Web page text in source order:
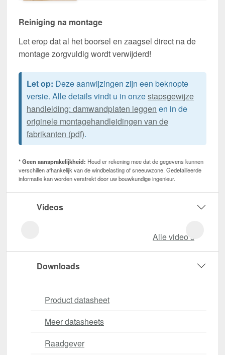
Reiniging na montage
Let erop dat al het boorsel en zaagsel direct na de
montage zorgvuldig wordt verwijderd!
Let op: Deze aanwijzingen zijn een beknopte
versie. Alle details vindt u in onzestapsgewijze
handleiding: damwandplaten leggen en in de
originele montagehandleidingen van de
fabrikanten (pdf).
* Geen aansprakelijkheid: Houd er rekening mee dat de gegevens kunnen
verschillen afhankelijk van de windbelasting of sneeuwzone. Gedetailleerde
informatie kan worden verstrekt door uw bouwkundige ingenieur.
Videos
Alle video‘s
Downloads
Product datasheet
Meer datasheets
Raadgever